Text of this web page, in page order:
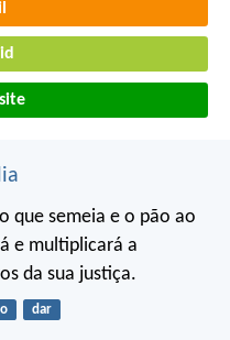
que semeia e o pão ao
e multiplicará a
da sua justiça.
dar